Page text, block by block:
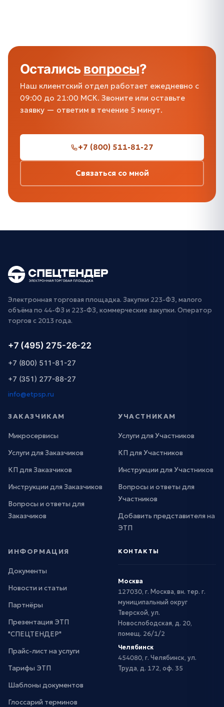
Осталисьвопросы?
Наш клиентский отдел работает ежедневно с
09:00 до 21:00 МСК. Звоните или оставьте
заявку — ответим в течение 5 минут.
+7 (800) 511-81-27
Связаться со мной
Электронная торговая площадка. Закупки 223-ФЗ, малого
объёма по 44-ФЗ и 223-ФЗ, коммерческие закупки. Оператор
торгов с 2013 года.
+7 (495) 275-26-22
+7 (800) 511-81-27
+7 (351) 277-88-27
info@etpsp.ru
ЗАКАЗЧИКАМ
Микросервисы
Услуги для Заказчиков
КП для Заказчиков
Инструкции для Заказчиков
Вопросы и ответы для
Заказчиков
УЧАСТНИКАМ
Услуги для Участников
КП для Участников
Инструкции для Участников
Вопросы и ответы для
Участников
Добавить представителя на
ЭТП
ИНФОРМАЦИЯ
Документы
Новости и статьи
Партнёры
Презентация ЭТП
"СПЕЦТЕНДЕР"
Прайс-лист на услуги
Тарифы ЭТП
Шаблоны документов
Глоссарий терминов
КОНТАКТЫ
Москва
127030, г. Москва, вн. тер. г.
муниципальный округ
Тверской, ул.
Новослободская, д. 20,
помещ. 26/1/2
Челябинск
454080, г. Челябинск, ул.
Труда, д. 172, оф. 35